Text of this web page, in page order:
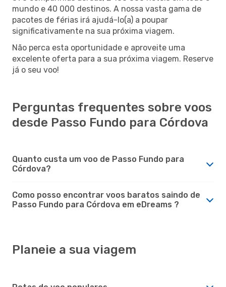
mundo e 40 000 destinos. A nossa vasta gama de
pacotes de férias irá ajudá-lo(a) a poupar
significativamente na sua próxima viagem.
Não perca esta oportunidade e aproveite uma
excelente oferta para a sua próxima viagem. Reserve
já o seu voo!
Perguntas frequentes sobre voos
desde Passo Fundo para Córdova
Quanto custa um voo de Passo Fundo para
Córdova?
Como posso encontrar voos baratos saindo de
Passo Fundo para Córdova em eDreams ?
Planeie a sua viagem